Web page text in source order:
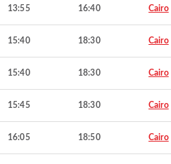
13:55 16:40 Cairo
15:40 18:30 Cairo
15:40 18:30 Cairo
15:45 18:30 Cairo
16:05 18:50 Cairo